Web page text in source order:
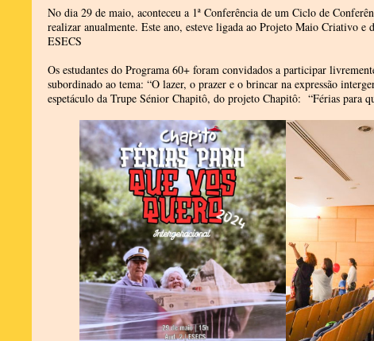
No dia 29 de maio, aconteceu a 1ª Conferência de um Ciclo de
realizar anualmente. Este ano, esteve ligada ao Projeto Maio Criativo e
ESECS
Os estudantes do Programa 60+ foram convidados a participar
subordinado ao tema: “O lazer, o prazer e o brincar na expressão
espetáculo da Trupe Sénior Chapitô, do projeto Chapitô: “Férias para